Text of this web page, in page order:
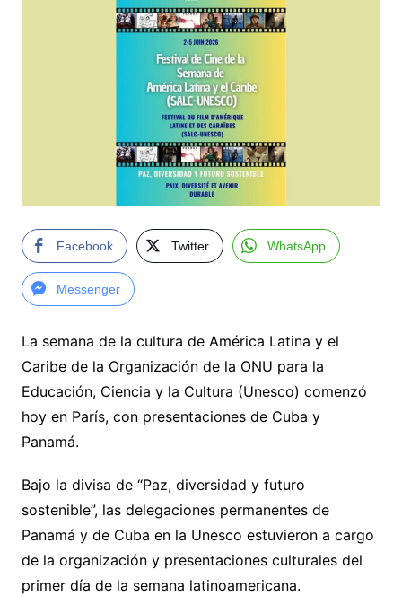
Facebook Twitter WhatsApp
Messenger
La semana de la cultura de América Latina y el
Caribe de la Organización de la ONU para la
Educación, Ciencia y la Cultura (Unesco) comenzó
hoy en París, con presentaciones de Cuba y
Panamá.
Bajo la divisa de “Paz, diversidad y futuro
sostenible”, las delegaciones permanentes de
Panamá y de Cuba en la Unesco estuvieron a cargo
de la organización y presentaciones culturales del
primer día de la semana latinoamericana.